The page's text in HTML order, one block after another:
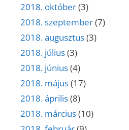
2018. október(3)
2018. szeptember(7)
2018. augusztus(3)
2018. július(3)
2018. június(4)
2018. május(17)
2018. április(8)
2018. március(10)